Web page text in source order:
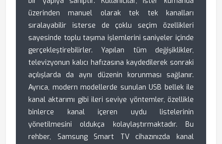
üzerinden manuel olarak tek tek kanalları
sıralayabilir isterse de çoklu seçim özellikleri
sayesinde toplu taşıma işlemlerini saniyeler içinde
gerçekleştirebilirler. Yapılan tüm değişiklikler,
televizyonun kalıcı hafızasına kaydedilerek sonraki
açılışlarda da aynı düzenin korunması sağlanır.
Ayrıca, modern modellerde sunulan USB bellek ile
kanal aktarımı gibi ileri seviye yöntemler, özellikle
binlerce kanal içeren uydu listelerinin
yönetilmesini oldukça kolaylaştırmaktadır. Bu
rehber, Samsung Smart TV cihazınızda kanal